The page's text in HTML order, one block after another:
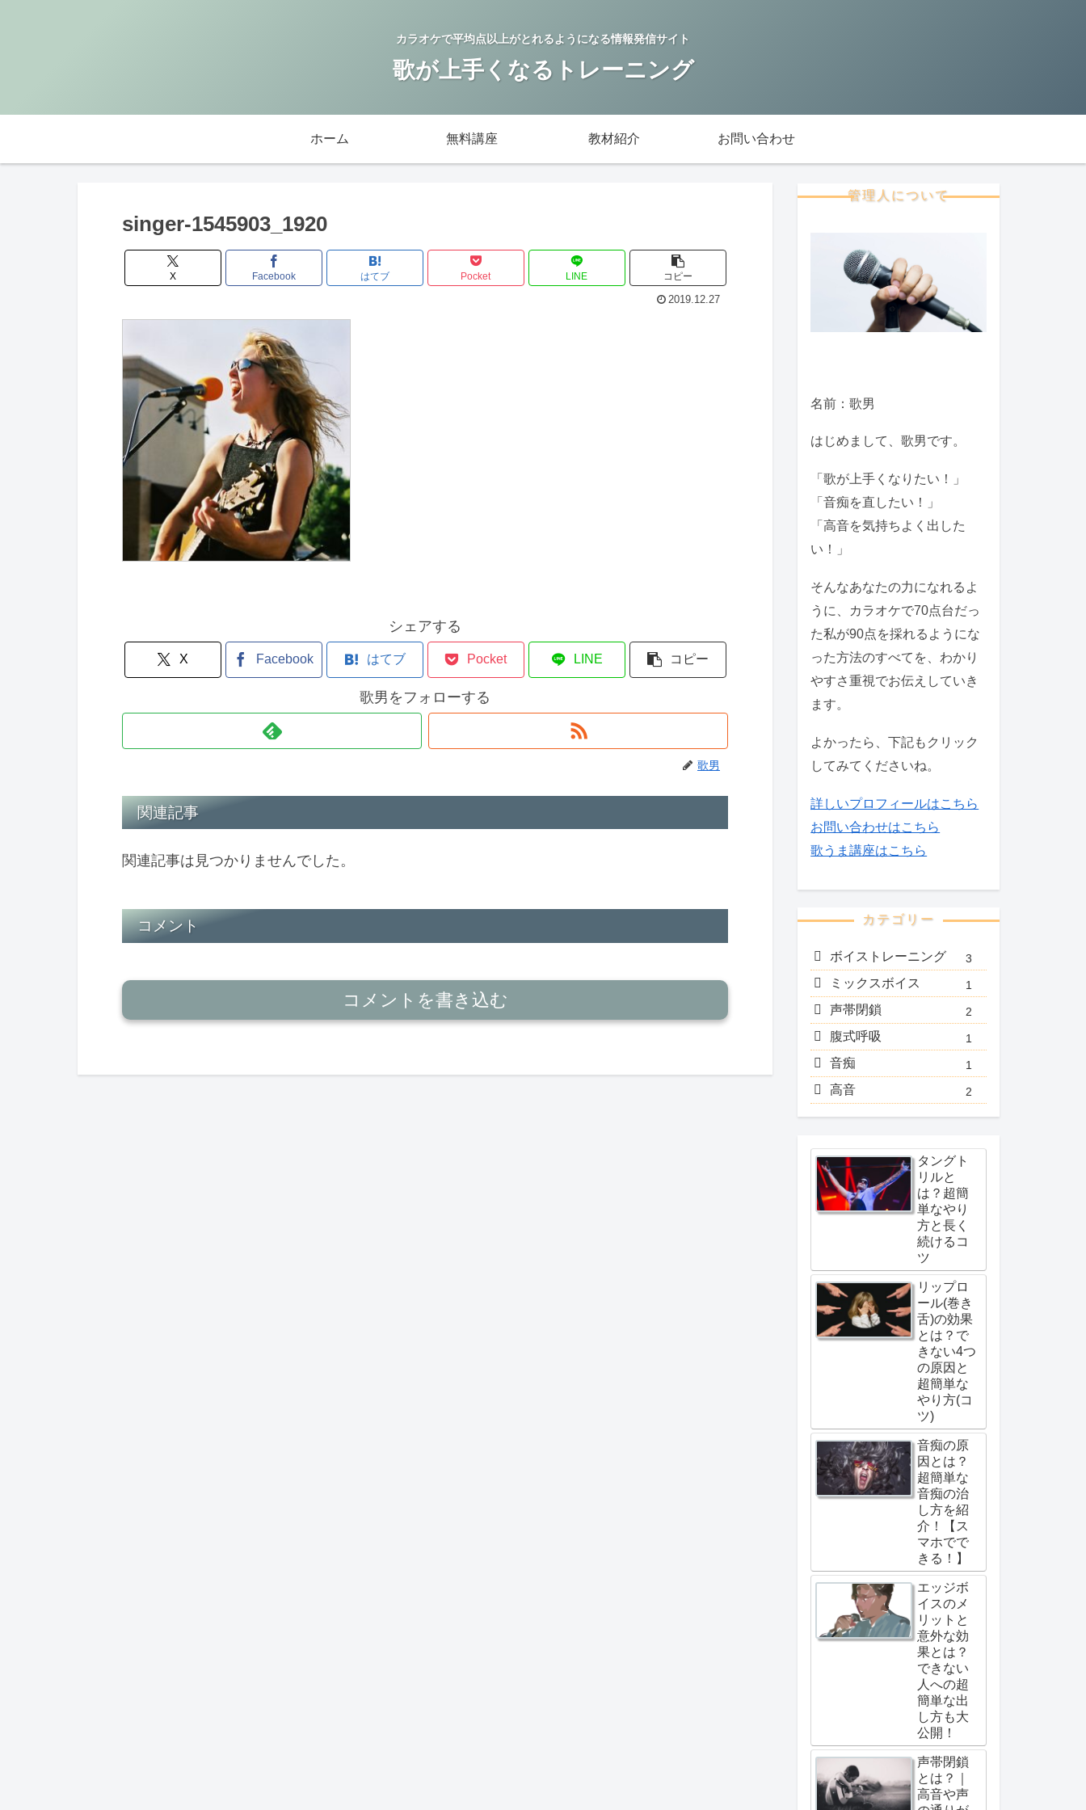
カラオケで平均点以上がとれるようになる情報発信サイト
歌が上手くなるトレーニング
ホーム 無料講座 教材紹介 お問い合わせ
singer-1545903_1920
X Facebook はてブ Pocket LINE コピー
2019.12.27
シェアする
X Facebook はてブ Pocket LINE コピー
歌男をフォローする
歌男
関連記事
関連記事は見つかりませんでした。
コメント
コメントを書き込む
管理人について
名前：歌男
はじめまして、歌男です。
「歌が上手くなりたい！」
「音痴を直したい！」
「高音を気持ちよく出した
い！」
そんなあなたの力になれるよ
うに、カラオケで70点台だっ
た私が90点を採れるようにな
った方法のすべてを、わかり
やすさ重視でお伝えしていき
ます。
よかったら、下記もクリック
してみてくださいね。
詳しいプロフィールはこちら
お問い合わせはこちら
歌うま講座はこちら
カテゴリー
ボイストレーニング 3
ミックスボイス 1
声帯閉鎖 2
腹式呼吸 1
音痴 1
高音 2
タングト
リルと
は？超簡
単なやり
方と長く
続けるコ
ツ
リップロ
ール(巻き
舌)の効果
とは？で
きない4つ
の原因と
超簡単な
やり方(コ
ツ)
音痴の原
因とは？
超簡単な
音痴の治
し方を紹
介！【ス
マホでで
きる！】
エッジボ
イスのメ
リットと
意外な効
果とは？
できない
人への超
簡単な出
し方も大
公開！
声帯閉鎖
とは？｜
高音や声